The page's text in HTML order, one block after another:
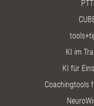
PTT
KI im
KI für
Coachingtools